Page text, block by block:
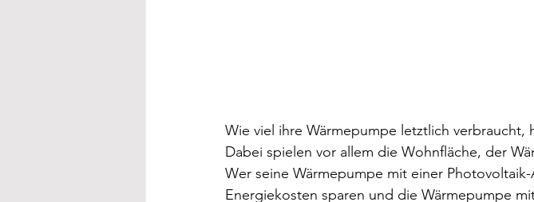
Wie viel ihre Wärmepumpe letztlich verbraucht,
Dabei spielen vor allem die Wohnfläche, der
Wer seine Wärmepumpe mit einer
Energiekosten sparen und die Wärmepumpe